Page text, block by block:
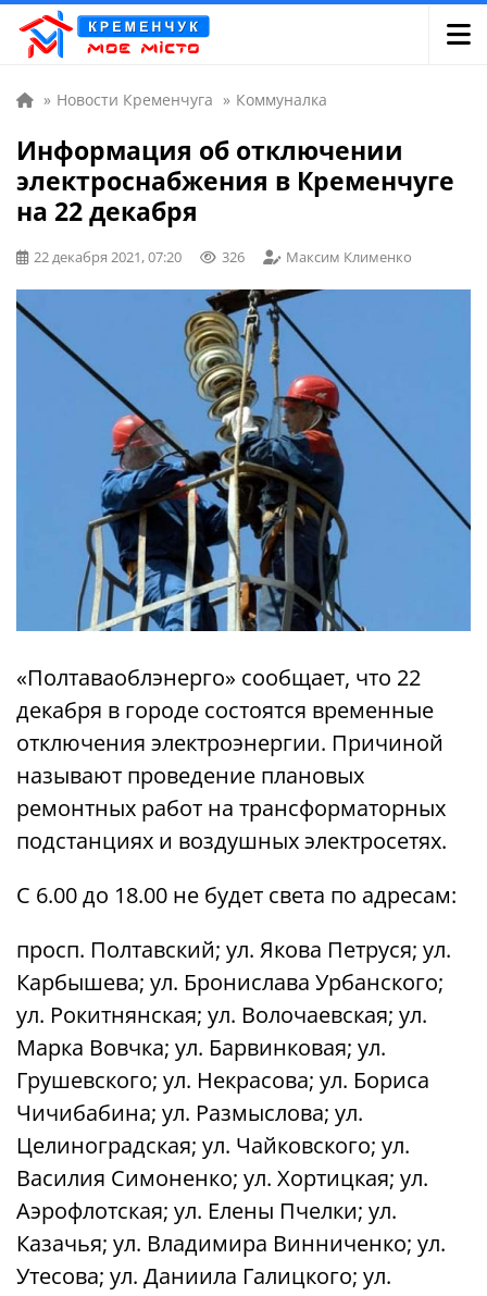
» Новости Кременчуга » Коммуналка
Информация об отключении
электроснабжения в Кременчуге
на 22 декабря
22 декабря 2021, 07:20 326 Максим Клименко
«Полтаваоблэнерго» сообщает, что 22
декабря в городе состоятся временные
отключения электроэнергии. Причиной
называют проведение плановых
ремонтных работ на трансформаторных
подстанциях и воздушных электросетях.
С 6.00 до 18.00 не будет света по адресам:
просп. Полтавский; ул. Якова Петруся; ул.
Карбышева; ул. Бронислава Урбанского;
ул. Рокитнянская; ул. Волочаевская; ул.
Марка Вовчка; ул. Барвинковая; ул.
Грушевского; ул. Некрасова; ул. Бориса
Чичибабина; ул. Размыслова; ул.
Целиноградская; ул. Чайковского; ул.
Василия Симоненко; ул. Хортицкая; ул.
Аэрофлотская; ул. Елены Пчелки; ул.
Казачья; ул. Владимира Винниченко; ул.
Утесова; ул. Даниила Галицкого; ул.